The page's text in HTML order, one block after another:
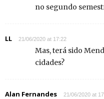
no segundo
LL 21/06/2020 at 17:22
Mas, terá sido
cidades?
Alan Fernandes 21/06/2020 at